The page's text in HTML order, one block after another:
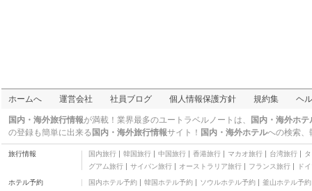
ッド アンド ブレックフ
ァスト - アダルトオンリ
三つ星
レイクビュー スイート
15
三つ星
クエスト バンバリー ア
パートメント ホテル
四つ星
サリバンズ ホテル
アマルーモーテル
ホームへ 運営会社 社員ブログ 個人情報保護方針 規約集 ヘ
国内・海外旅行情報が満載！業界最多のユートラベルノートは、
国内・海外ホ
の登録も簡単に出来る 国内・海外旅行情報サイト！ 国内・海外ホテルへの検索、
旅行情報 国内旅行 韓国旅行 中国旅行 香港旅行 マカオ旅行 台湾旅行
グアム旅行
サイパン旅行 オーストラリア旅行 フランス旅行 ド
ホテル予約 国内ホテル予約 韓国ホテル予約 ソウルホテル予約 釜山ホテル予約